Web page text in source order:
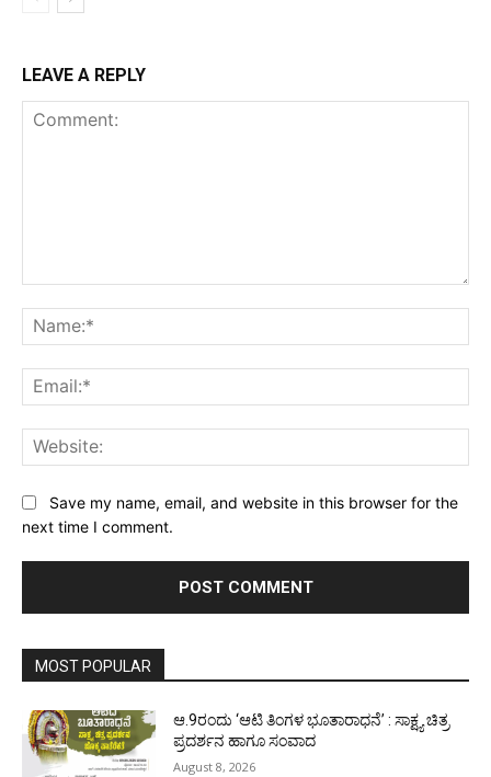
LEAVE A REPLY
Save my name, email, and website in this browser for the
next time I comment.
MOST POPULAR
ಆ.9ರಂದು ‘ಆಟಿ ತಿಂಗಳ ಭೂತಾರಾಧನೆ’ : ಸಾಕ್ಷ್ಯ ಚಿತ್ರ
ಪ್ರದರ್ಶನ ಹಾಗೂ ಸಂವಾದ
August 8, 2026